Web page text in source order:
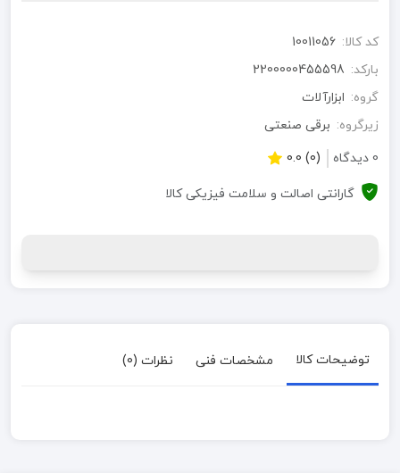
کد کالا: 10011056
بارکد: 2200000455598
گروه: ابزارآلات
زیرگروه: برقی صنعتی
0 دیدگاه
(0) 0.0
گارانتی اصالت و سلامت فیزیکی کالا
توضیحات کالا مشخصات فنی نظرات (0)